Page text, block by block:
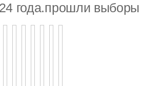
года.прошли